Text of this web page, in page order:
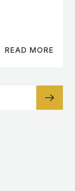
READ MORE